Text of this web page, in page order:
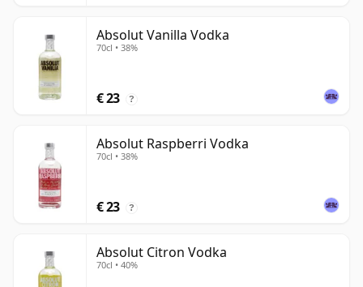
Absolut Vanilla Vodka
70cl • 38%
€ 23 ?
Absolut Raspberri Vodka
70cl • 38%
€ 23 ?
Absolut Citron Vodka
70cl • 40%